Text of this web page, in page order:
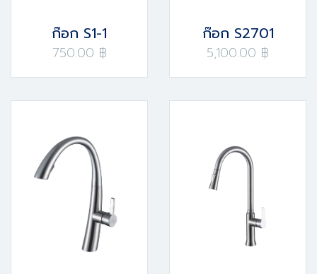
ก๊อก S1-1
750.00 ฿
ก๊อก S2701
5,100.00 ฿